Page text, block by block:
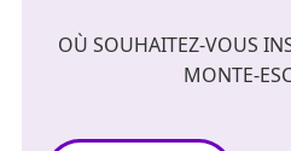
OÙ SOUHAITEZ-VOUS
MONTE-